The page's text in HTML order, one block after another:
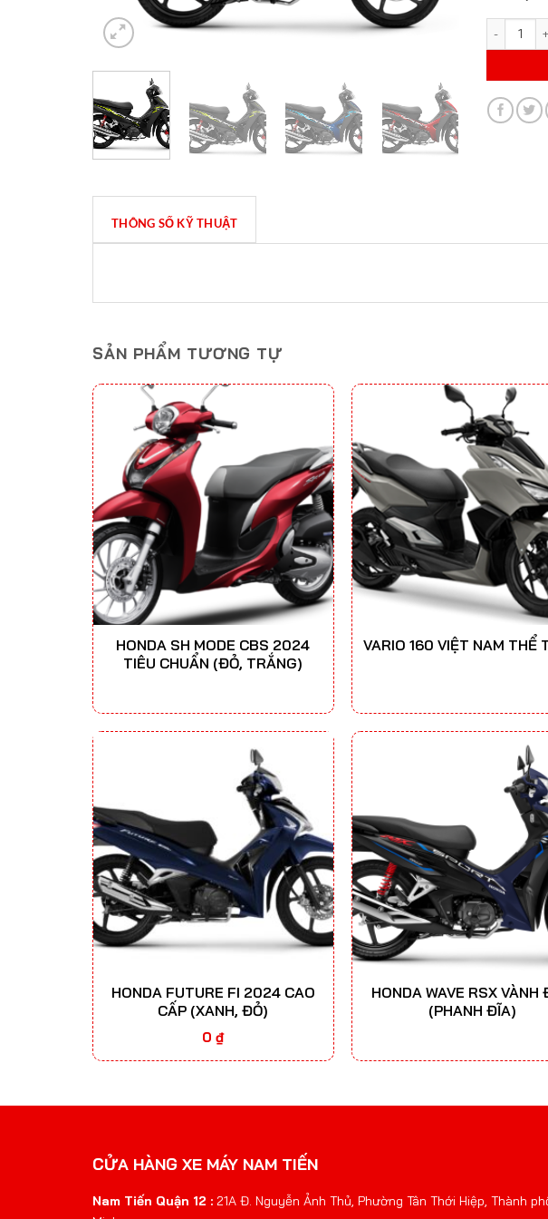
HONDA
THÔNG SỐ KỸ THUẬT
SẢN PHẨM TƯƠNG TỰ
HONDA SH MODE CBS 2024
TIÊU CHUẨN (ĐỎ, TRẮNG)
VARIO 160 VIỆT NAM THỂ
HONDA FUTURE FI 2024 CAO
CẤP (XANH, ĐỎ)
0₫
HONDA WAVE RSX VÀNH
(PHANH ĐĨA)
CỬA HÀNG XE MÁY NAM TIẾN
Nam Tiến Quận 12 : 21A Đ. Nguyễn Ảnh Thủ, Phường Tân Thới Hiệp, Thành